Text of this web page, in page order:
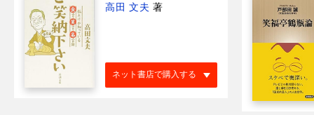
高田 文夫 著
ネット書店で購入する